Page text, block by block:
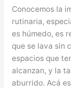
Conocemos la
rutinaria,
es húmedo, es
que se lava sin
espacios que
alcanzan, y la
aburrido. Acá